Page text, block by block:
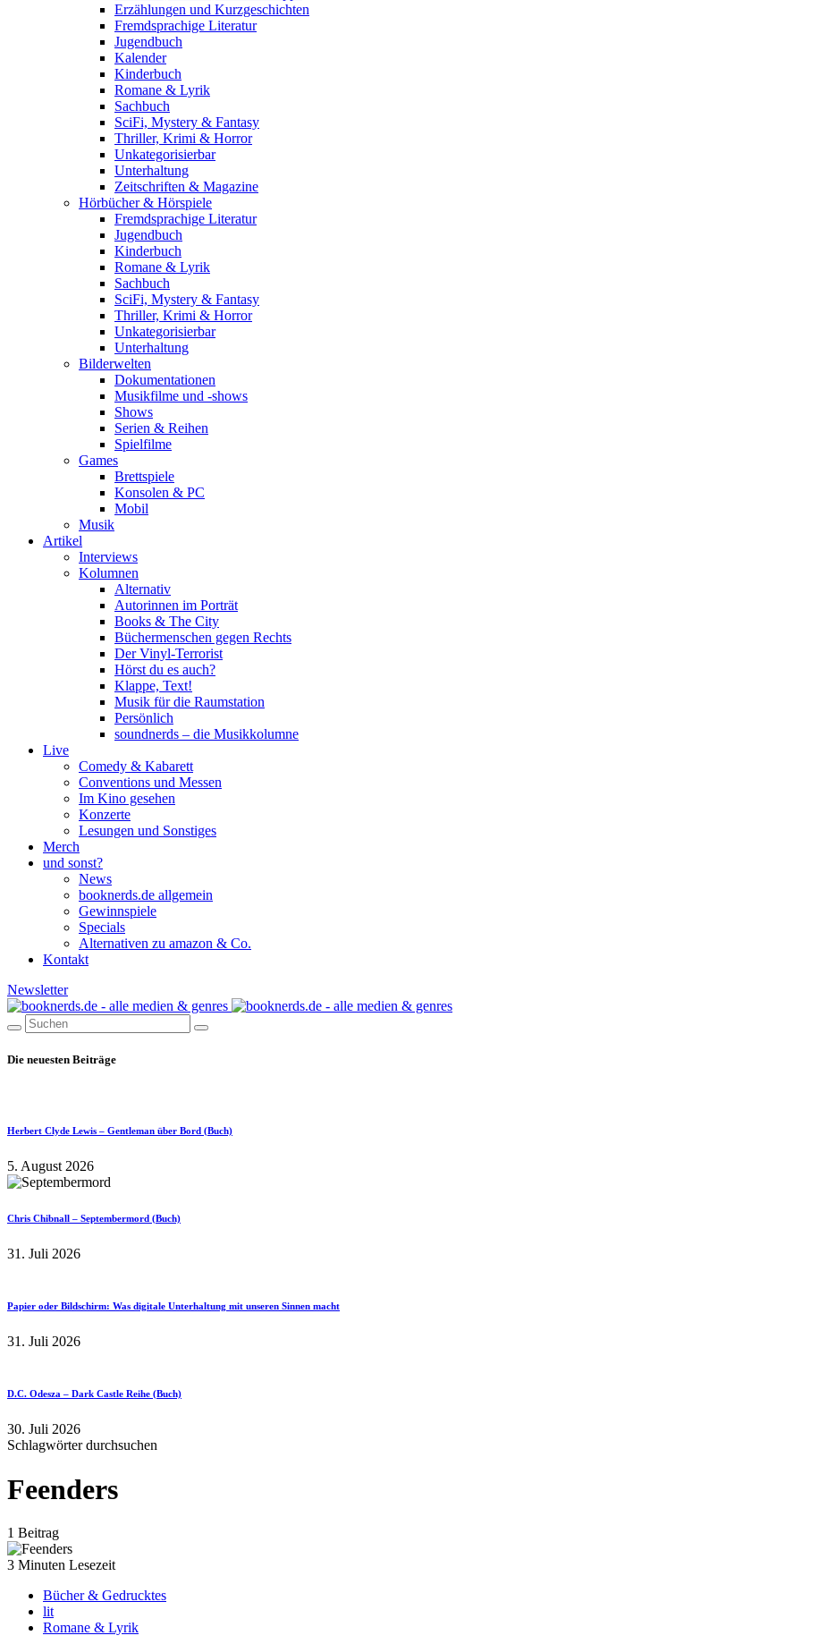
Erzählungen und Kurzgeschichten
Fremdsprachige Literatur
Jugendbuch
Kalender
Kinderbuch
Romane & Lyrik
Sachbuch
SciFi, Mystery & Fantasy
Thriller, Krimi & Horror
Unkategorisierbar
Unterhaltung
Zeitschriften & Magazine
Hörbücher & Hörspiele
Fremdsprachige Literatur
Jugendbuch
Kinderbuch
Romane & Lyrik
Sachbuch
SciFi, Mystery & Fantasy
Thriller, Krimi & Horror
Unkategorisierbar
Unterhaltung
Bilderwelten
Dokumentationen
Musikfilme und -shows
Shows
Serien & Reihen
Spielfilme
Games
Brettspiele
Konsolen & PC
Mobil
Musik
Artikel
Interviews
Kolumnen
Alternativ
Autorinnen im Porträt
Books & The City
Büchermenschen gegen Rechts
Der Vinyl-Terrorist
Hörst du es auch?
Klappe, Text!
Musik für die Raumstation
Persönlich
soundnerds – die Musikkolumne
Live
Comedy & Kabarett
Conventions und Messen
Im Kino gesehen
Konzerte
Lesungen und Sonstiges
Merch
und sonst?
News
booknerds.de allgemein
Gewinnspiele
Specials
Alternativen zu amazon & Co.
Kontakt
Newsletter
Die neuesten Beiträge
Herbert Clyde Lewis – Gentleman über Bord (Buch)
5. August 2026
Chris Chibnall – Septembermord (Buch)
31. Juli 2026
Papier oder Bildschirm: Was digitale Unterhaltung mit unseren Sinnen macht
31. Juli 2026
D.C. Odesza – Dark Castle Reihe (Buch)
30. Juli 2026
Schlagwörter durchsuchen
Feenders
1 Beitrag
3 Minuten Lesezeit
Bücher & Gedrucktes
lit
Romane & Lyrik